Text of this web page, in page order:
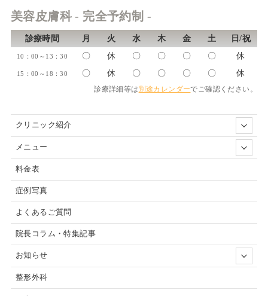
美容皮膚科 - 完全予約制 -
診療時間 月 火 水 木 金 土 日/祝
10：00～13：30 〇 休 〇 〇 〇 〇 休
15：00～18：30 〇 休 〇 〇 〇 〇 休
診療詳細等は 別途カレンダーでご確認ください。
クリニック紹介
メニュー
料金表
症例写真
よくあるご質問
院長コラム・特集記事
お知らせ
整形外科